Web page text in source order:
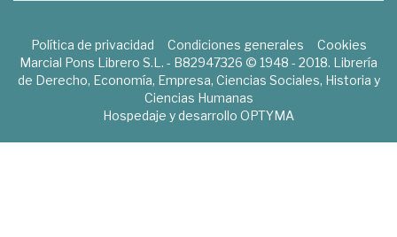
Política de privacidad Condiciones generales
Cookies
Marcial Pons Librero S.L. - B82947326 © 1948 - 2018. Librería
de Derecho, Economía, Empresa, Ciencias Sociales, Historia y
Ciencias Humanas
Hospedaje y desarrollo OPTYMA